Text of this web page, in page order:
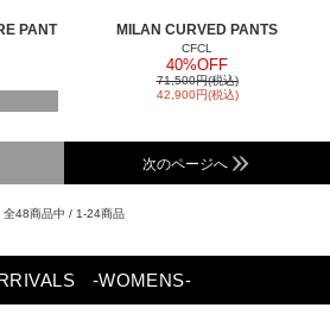
PANT
MILAN CURVED PANTS
CFCL
40%OFF
71,500円(税込)
42,900円(税込)
次のページへ
全48商品中 / 1-24商品
-WOMENS-